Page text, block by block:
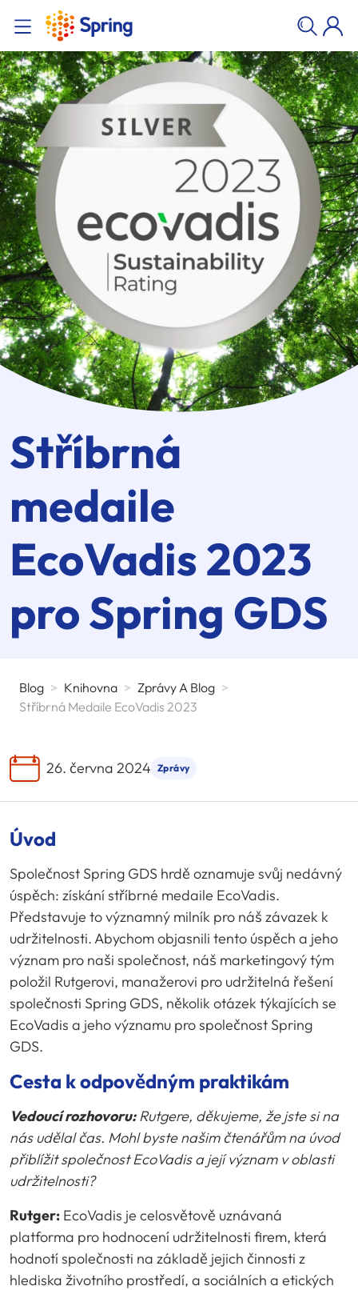
Stříbrná
medaile
EcoVadis 2023
proSpring GDS
Blog > Knihovna > Zprávy A Blog >
Stříbrná Medaile EcoVadis 2023
26. června 2024 Zprávy
Úvod
Společnost Spring GDS hrdě oznamuje svůj nedávný
úspěch: získání stříbrné medaile EcoVadis.
Představuje to významný milník pro náš závazek k
udržitelnosti. Abychom objasnili tento úspěch a jeho
význam pro naši společnost, náš marketingový tým
položil Rutgerovi, manažerovi pro udržitelná řešení
společnosti Spring GDS, několik otázek týkajících se
EcoVadis a jeho významu pro společnost Spring
GDS.
Cesta k odpovědným praktikám
Vedoucí rozhovoru: Rutgere, děkujeme, že jste si na
nás udělal čas. Mohl byste našim čtenářům na úvod
přiblížit společnost EcoVadis a její význam v oblasti
udržitelnosti?
Rutger: EcoVadis je celosvětově uznávaná
platforma pro hodnocení udržitelnosti firem, která
hodnotí společnosti na základě jejich činnosti z
hlediska životního prostředí, a sociálních a etických